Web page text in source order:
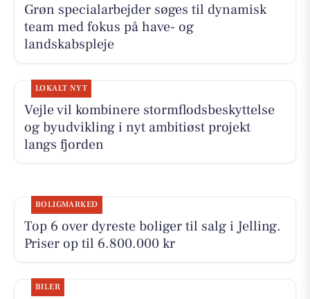
Grøn specialarbejder søges til dynamisk
team med fokus på have- og
landskabspleje
LOKALT NYT
Vejle vil kombinere stormflodsbeskyttelse
og byudvikling i nyt ambitiøst projekt
langs fjorden
BOLIGMARKED
Top 6 over dyreste boliger til salg i Jelling.
Priser op til 6.800.000 kr
BILER